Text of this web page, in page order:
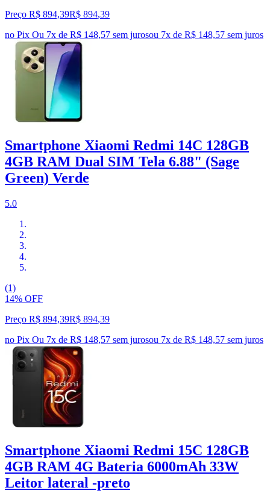
Preço R$ 894,39R$ 894,39
no Pix Ou 7x de R$ 148,57 sem jurosou 7x de R$ 148,57 sem juros
Smartphone Xiaomi Redmi 14C 128GB
4GB RAM Dual SIM Tela 6.88" (Sage
Green) Verde
5.0
(1)
14% OFF
Preço R$ 894,39R$ 894,39
no Pix Ou 7x de R$ 148,57 sem jurosou 7x de R$ 148,57 sem juros
Smartphone Xiaomi Redmi 15C 128GB
4GB RAM 4G Bateria 6000mAh 33W
Leitor lateral -preto